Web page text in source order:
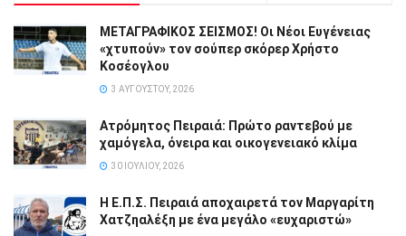
ΜΕΤΑΓΡΑΦΙΚΟΣ ΣΕΙΣΜΟΣ! Οι Νέοι Ευγένειας
«χτυπούν» τον σούπερ σκόρερ Χρήστο
Κοσέογλου
3 ΑΥΓΟΎΣΤΟΥ, 2026
Ατρόμητος Πειραιά: Πρώτο ραντεβού με
χαμόγελα, όνειρα και οικογενειακό κλίμα
30 ΙΟΥΛΊΟΥ, 2026
Η Ε.Π.Σ. Πειραιά αποχαιρετά τον Μαργαρίτη
Χατζηαλέξη με ένα μεγάλο «ευχαριστώ»